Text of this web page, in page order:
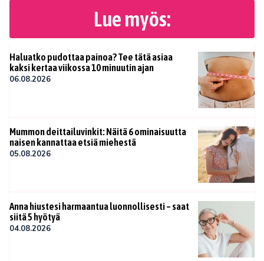
Lue myös:
Haluatko pudottaa painoa? Tee tätä asiaa
kaksi kertaa viikossa 10 minuutin ajan
06.08.2026
Mummon deittailuvinkit: Näitä 6 ominaisuutta
naisen kannattaa etsiä miehestä
05.08.2026
Anna hiustesi harmaantua luonnollisesti – saat
siitä 5 hyötyä
04.08.2026